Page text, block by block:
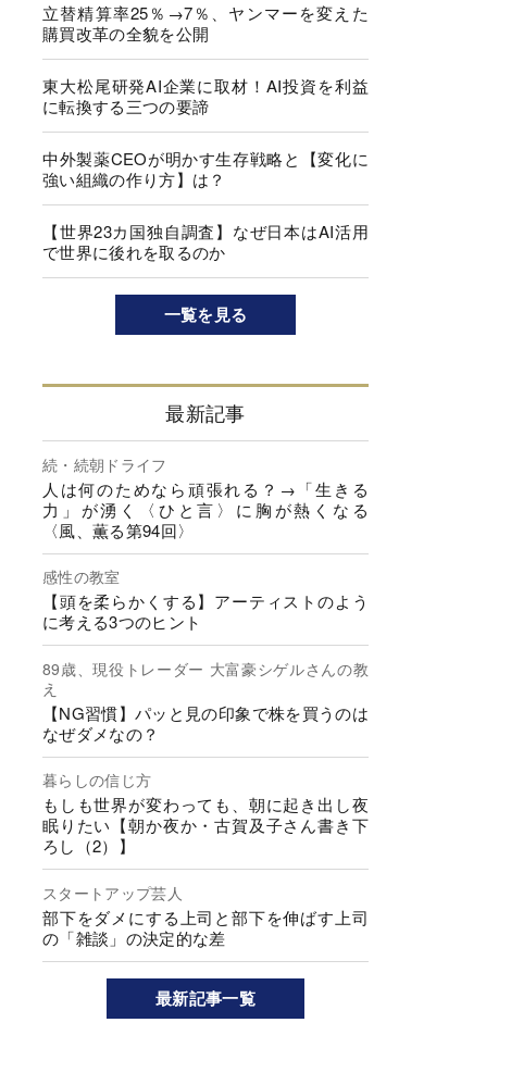
立替精算率25％→7％、ヤンマーを変えた
購買改革の全貌を公開
東大松尾研発AI企業に取材！AI投資を利益
に転換する三つの要諦
中外製薬CEOが明かす生存戦略と【変化に
強い組織の作り方】は？
【世界23カ国独自調査】なぜ日本はAI活用
で世界に後れを取るのか
一覧を見る
最新記事
続・続朝ドライフ
人は何のためなら頑張れる？→「生きる
力」が湧く〈ひと言〉に胸が熱くなる
〈風、薫る第94回〉
感性の教室
【頭を柔らかくする】アーティストのよう
に考える3つのヒント
89歳、現役トレーダー 大富豪シゲルさんの教
え
【NG習慣】パッと見の印象で株を買うのは
なぜダメなの？
暮らしの信じ方
もしも世界が変わっても、朝に起き出し夜
眠りたい【朝か夜か・古賀及子さん書き下
ろし（2）】
スタートアップ芸人
部下をダメにする上司と部下を伸ばす上司
の「雑談」の決定的な差
最新記事一覧